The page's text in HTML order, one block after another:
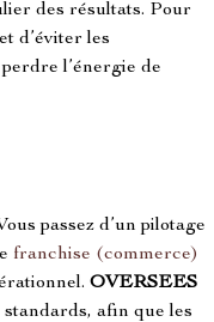
des résultats. Pour
d’éviter les
l’énergie de
passez d’un pilotage
franchise (commerce)
OVERSEES
afin que les